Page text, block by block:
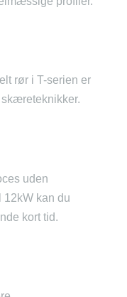
rør i T-serien er
uden
12kW kan du
kort tid.